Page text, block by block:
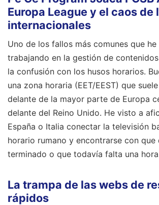
Europa League y el caos de
internacionales
Uno de los fallos más comunes que
trabajando en la gestión de
la confusión con los husos horarios.
una zona horaria (EET/EEST) que
delante de la mayor parte de Europa
delante del Reino Unido. He visto a
España o Italia conectar la televisión
horario rumano y encontrarse con
terminado o que todavía falta una
La trampa de las webs de
rápidos